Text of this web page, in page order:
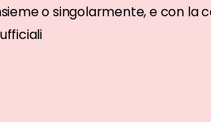
o singolarmente, e con la